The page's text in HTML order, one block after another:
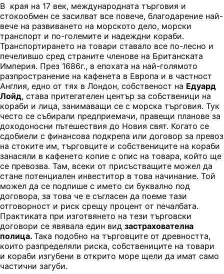
В края на 17 век, международната търговия и
стокообмен се засилват все повече, благодарение най-
вече на развиването на морското дело, морски
транспорт и по-големите и надеждни кораби.
Транспортирането на товари ставало все по-лесно и
печелившо сред страните членове на Британската
Империя. През 1686г., в епохата на най-голямото
разпространение на кафенета в Европа и в частност
Англия, едно от тях в Лондон, собственост на Едуард
Лойд, става притегателен център за собственици на
кораби и лица, занимаващи се с морска търговия. Тук
често се събирали предприемачи, правещи планове за
доходоносни пътешествия до Новия свят. Когато се
сдобиели с финансова подкрепа или договор за превоз
на стоките им, търговците и собствениците на кораби
занасяли в кафенето копие с опис на товара, който ще
се превозва. Там, всеки от присъстващите можел да
стане потенциален инвеститор в това начинание. Той
можел да се подпише с името си буквално под
договора, за това че е съгласен да поеме тази
отговорност и риск срещу процент от печалбата.
Практиката при изготвянето на тези търговски
договори се явявала един вид застрахователна
полица. Така подобно на търговците от древността,
които разпределяли риска, собствениците на товари
и кораби изгубени в открито море щели да имат само
частични загуби.